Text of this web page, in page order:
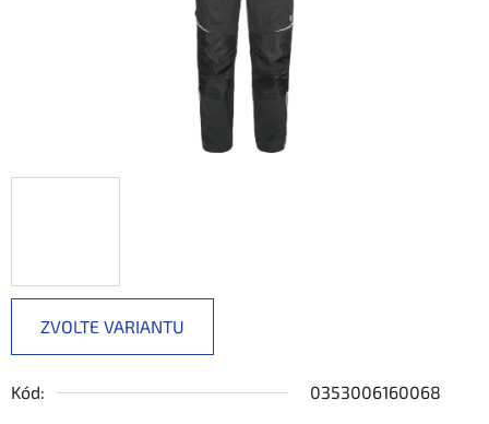
ZVOLTE VARIANTU
Kód: 0353006160068